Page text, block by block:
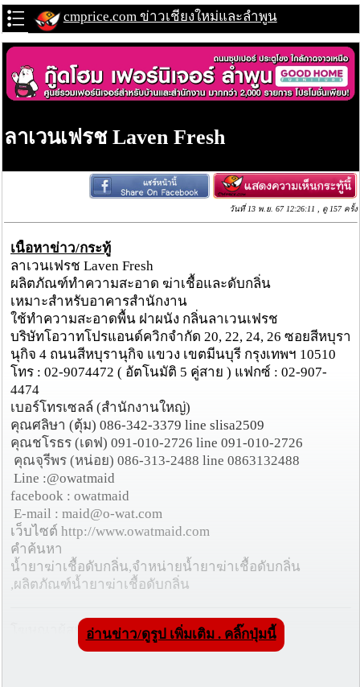
cmprice.com ข่าวเชียงใหม่และลำพูน
ลาเวนเฟรช Laven Fresh
วันที่ 13 พ.ย. 67 12:26:11 , ดู 157 ครั้ง
เนื้อหาข่าว/กระทู้
ลาเวนเฟรช Laven Fresh
ผลิตภัณฑ์ทำความสะอาด ฆ่าเชื้อและดับกลิ่น
เหมาะสำหรับอาคารสำนักงาน
ใช้ทำความสะอาดพื้น ฝาผนัง กลิ่นลาเวนเฟรช
บริษัทโอวาทโปรแอนด์ควิกจำกัด 20, 22, 24, 26 ซอยสีหบุรา
นุกิจ 4 ถนนสีหบุรานุกิจ แขวง เขตมีนบุรี กรุงเทพฯ 10510
โทร : 02-9074472 ( อัตโนมัติ 5 คู่สาย ) แฟกซ์ : 02-907-
4474
เบอร์โทรเซลล์ (สำนักงานใหญ่)
คุณศลิษา (ตุ้ม) 086-342-3379 line slisa2509
คุณชโรธร (เดฟ) 091-010-2726 line 091-010-2726
คุณจุรีพร (หน่อย) 086-313-2488 line 0863132488
Line :@owatmaid
facebook : owatmaid
E-mail : maid@o-wat.com
เว็บไซต์ http://www.owatmaid.com
คำค้นหา
น้ำยาฆ่าเชื้อดับกลิ่น,จำหน่ายน้ำยาฆ่าเชื้อดับกลิ่น
,ผลิตภัณฑ์น้ำยาฆ่าเชื้อดับกลิ่น
โฆษณาผู้สนับสนุนอ่านข่าว/ดูรูป เพิ่มเติม . คลิ๊กปุ่มนี้